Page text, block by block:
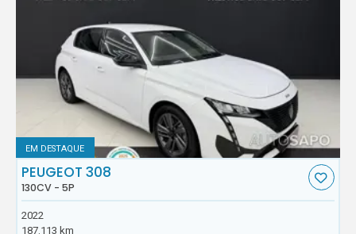
EM DESTAQUE
PEUGEOT 308
130CV - 5P
2022
187.113 km